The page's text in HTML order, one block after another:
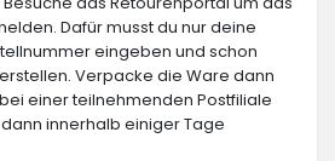
Dafür musst du nur deine
eingeben und schon
Verpacke die Ware dann
einer teilnehmenden Postfiliale
innerhalb einiger Tage